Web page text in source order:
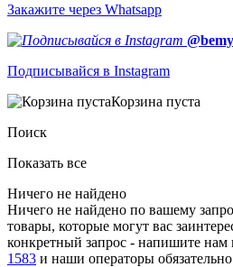
Закажите через Whatsapp
Подписывайся в Instagram
Корзина пуста
Поиск
Показать все
Ничего не найдено
Ничего не найдено по вашему
товары, которые могут вас
конкретный запрос - напишите нам
1583 и наши операторы